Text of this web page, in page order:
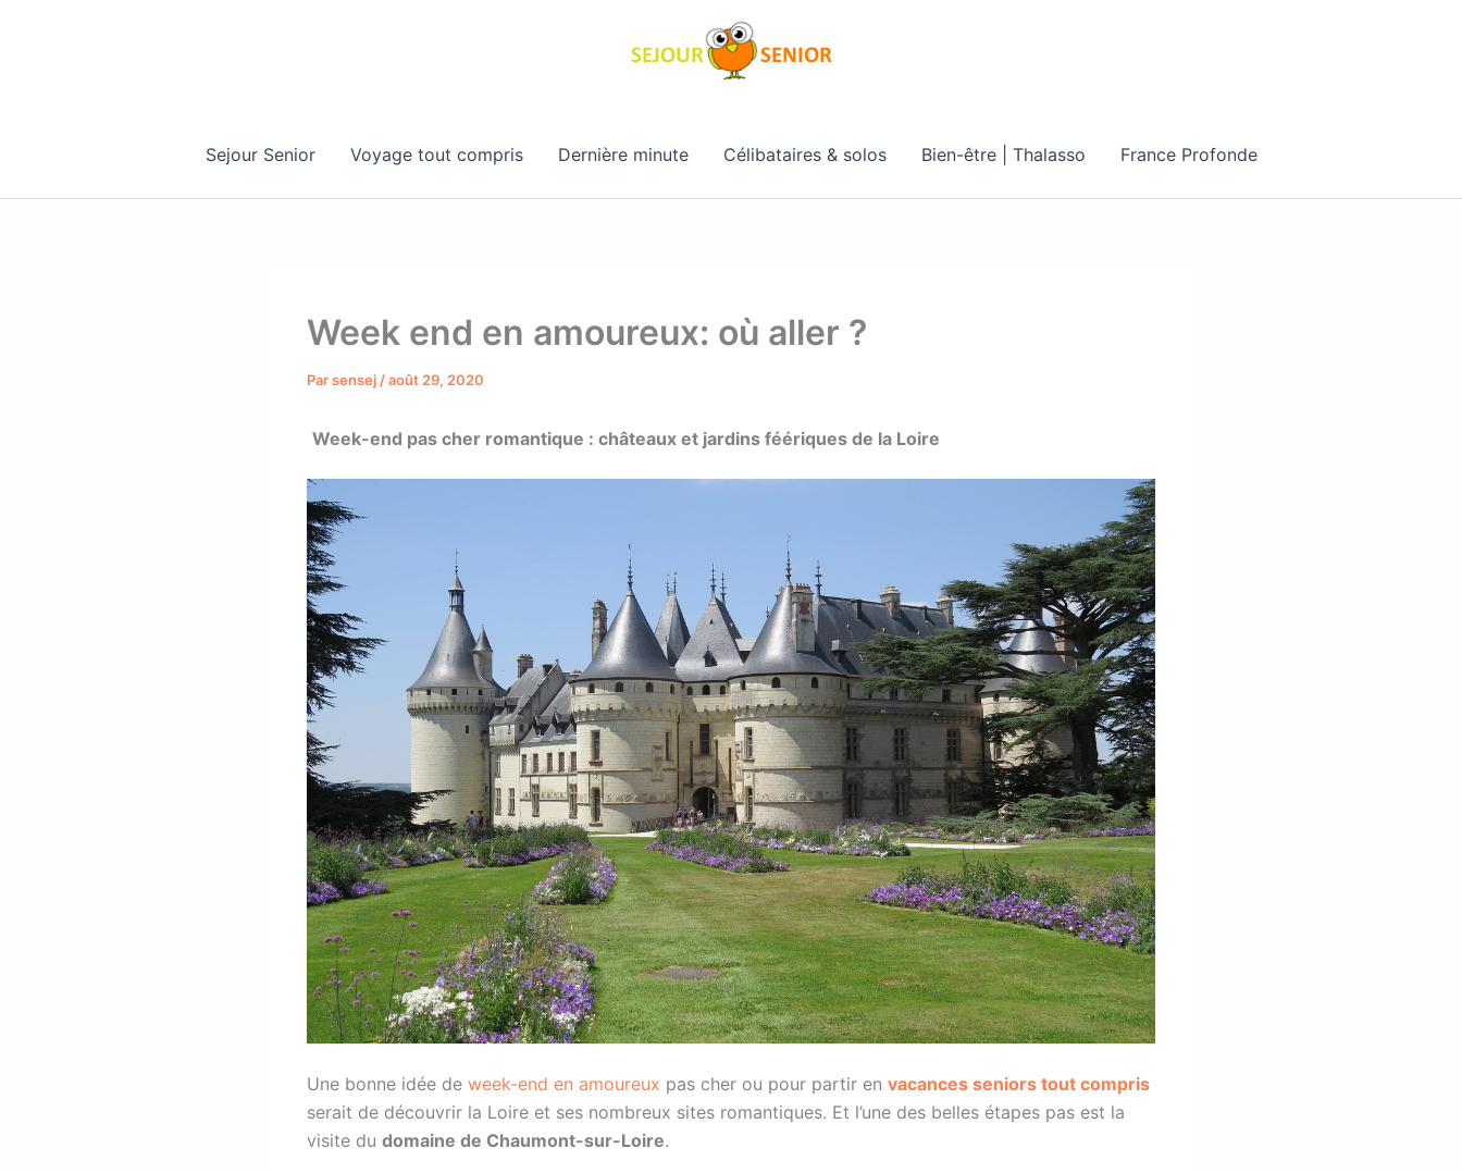
Sejour Senior Voyage tout compris Dernière minute Célibataires & solos Bien-être | Thalasso France Profonde
Week end en amoureux: où aller ?
Parsensej /août 29, 2020
Week-end pas cher romantique : châteaux et jardins féériques de la Loire
Une bonne idée de week-end en amoureux pas cher ou pour partir en vacances seniors tout compris
serait de découvrir la Loire et ses nombreux sites romantiques. Et l’une des belles étapes pas est la
visite du domaine de Chaumont-sur-Loire.